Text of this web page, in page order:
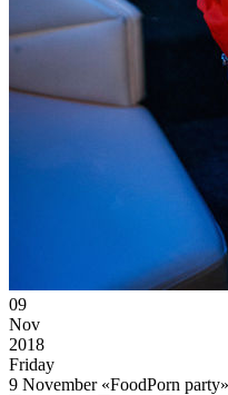
09
Nov
2018
Friday
9 November «FoodPorn